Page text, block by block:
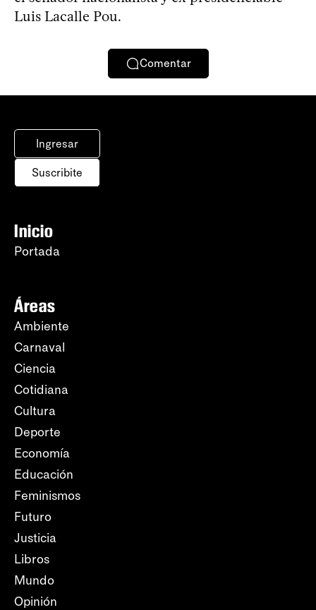
Luis Lacalle Pou.
Comentar
Ingresar
Suscribite
Inicio
Portada
Áreas
Ambiente
Carnaval
Ciencia
Cotidiana
Cultura
Deporte
Economía
Educación
Feminismos
Futuro
Justicia
Libros
Mundo
Opinión